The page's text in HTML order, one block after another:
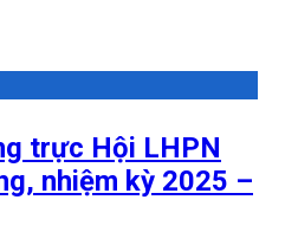
trực Hội LHPN
nhiệm kỳ 2025 –